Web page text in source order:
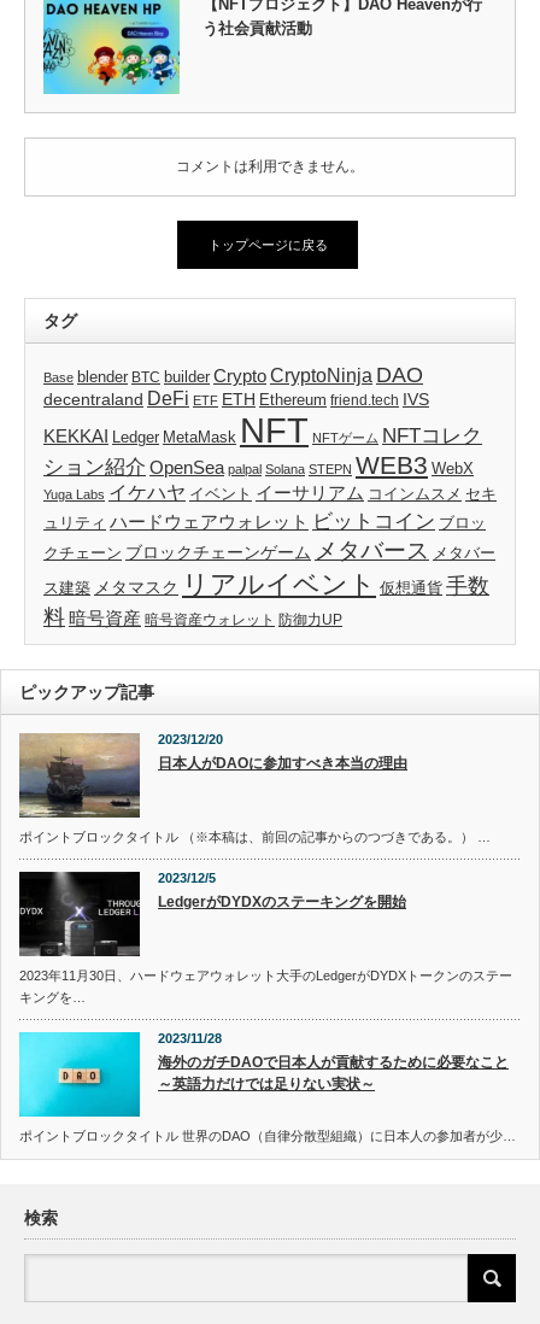
【NFTプロジェクト】DAO Heavenが行
う社会貢献活動
コメントは利用できません。
トップページに戻る
タグ
Base blender BTC builder CryptoCryptoNinja DAO
decentraland DeFi ETF ETH Ethereum friend.tech IVS
KEKKAI
Ledger MetaMask NFT NFTゲーム NFTコレク
ション紹介 OpenSea palpal Solana STEPN WEB3 WebX
Yuga Labs イケハヤ イベント イーサリアム コインムスメ セキ
ュリティ ハードウェアウォレット ビットコイン ブロッ
クチェーン ブロックチェーンゲーム メタバース メタバー
ス建築 メタマスク リアルイベント 仮想通貨 手数
料暗号資産 暗号資産ウォレット 防御力UP
ピックアップ記事
2023/12/20
日本人がDAOに参加すべき本当の理由
ポイントブロックタイトル （※本稿は、前回の記事からのつづきである。） …
2023/12/5
LedgerがDYDXのステーキングを開始
2023年11月30日、ハードウェアウォレット大手のLedgerがDYDXトークンのステー
キングを…
2023/11/28
海外のガチDAOで日本人が貢献するために必要なこと
～英語力だけでは足りない実状～
ポイントブロックタイトル 世界のDAO（自律分散型組織）に日本人の参加者が少…
検索